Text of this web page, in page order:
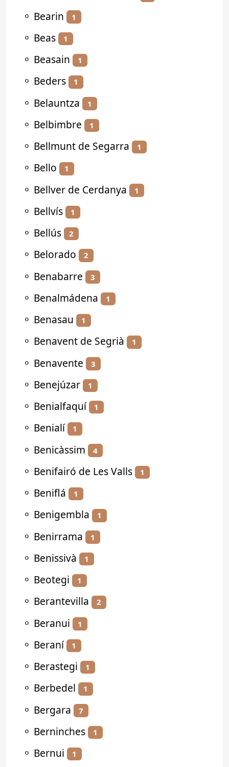
⚬ Bearin 1
⚬ Beas 1
⚬ Beasain 1
⚬ Beders 1
⚬ Belauntza 1
⚬ Belbimbre 1
⚬ Bellmunt de Segarra 1
⚬ Bello 1
⚬ Bellver de Cerdanya 1
⚬ Bellvís 1
⚬ Bellús 2
⚬ Belorado 2
⚬ Benabarre 3
⚬ Benalmádena 1
⚬ Benasau 1
⚬ Benavent de Segrià 1
⚬ Benavente 3
⚬ Benejúzar 1
⚬ Benialfaquí 1
⚬ Benialí 1
⚬ Benicàssim 4
⚬ Benifairó de Les Valls 1
⚬ Beniflá 1
⚬ Benigembla 1
⚬ Benirrama 1
⚬ Benissivà 1
⚬ Beotegi 1
⚬ Berantevilla 2
⚬ Beranui 1
⚬ Beraní 1
⚬ Berastegi 1
⚬ Berbedel 1
⚬ Bergara 7
⚬ Berninches 1
⚬ Bernui 1